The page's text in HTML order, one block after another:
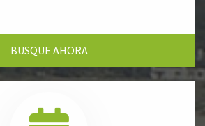
BUSQUE AHORA